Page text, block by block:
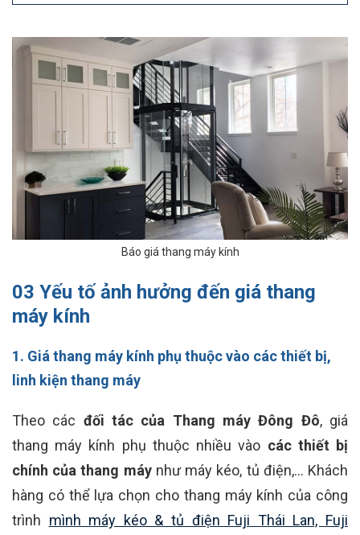
Báo giá thang máy kính
03 Yếu tố ảnh hưởng đến giá thang
máy kính
1. Giá thang máy kính phụ thuộc vào các thiết bị,
linh kiện thang máy
Theo các đối tác của Thang máy Đông Đô, giá
thang máy kính phụ thuộc nhiều vào các thiết bị
chính của thang máynhư máy kéo, tủ điện,... Khách
hàng có thể lựa chọn cho thang máy kính của công
trình mình máy kéo & tủ điện Fuji Thái Lan, Fuji